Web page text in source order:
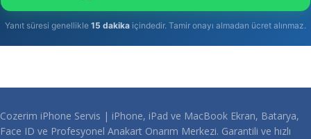
Yanıt süresi genellikle 15 dakika içindedir. Tamir onayı almadan ücret alınmaz.
Cozerim iPhone Servis | iPhone, iPad ve MacBook Ekran, Batarya,
Face ID ve Profesyonel Anakart Onarım Merkezi. Garantili ve hızlı